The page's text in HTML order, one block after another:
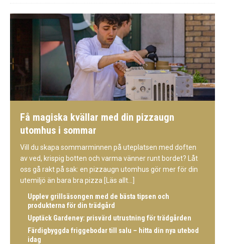
Få magiska kvällar med din pizzaugn
utomhus i sommar
Vill du skapa sommarminnen på uteplatsen med doften
av ved, krispig botten och varma vänner runt bordet? Låt
oss gå rakt på sak: en pizzaugn utomhus gör mer för din
utemiljö än bara bra pizza
[Läs allt...]
Upplev grillsäsongen med de bästa tipsen och
produkterna för din trädgård
Upptäck Gardeney: prisvärd utrustning för trädgården
Färdigbyggda friggebodar till salu – hitta din nya utebod
idag